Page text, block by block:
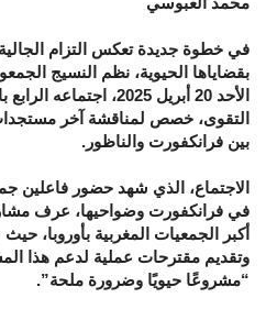
في خطوة جديدة تعكس التزام الجالية
بقضاياها الحيوية، نظم النسيج
الأحد 20 أبريل 2025،
التقوى، خصص لمناقشة آخر
بين فرانكفورت والناظور.
الاجتماع، الذي شهد حضور فاعلين
في فرانكفورت وضواحيها، عرف
أكبر الجمعيات المغربية بأوروبا،
وتقديم مقترحات عملية لدعم هذا
“مشروعًا حيويًا وضرورة ملحة”.